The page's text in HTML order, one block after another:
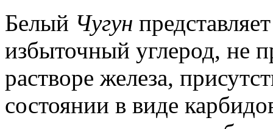
Белый Чугун
избыточный углерод, не
растворе железа,
состоянии в виде